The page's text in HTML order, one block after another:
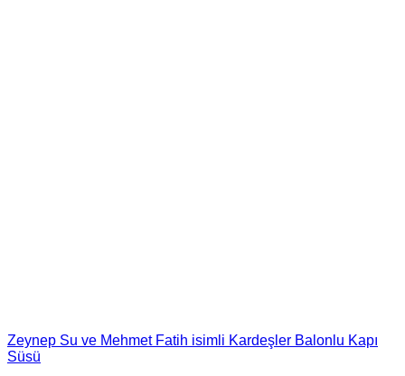
Zeynep Su ve Mehmet Fatih isimli Kardeşler Balonlu Kapı
Süsü